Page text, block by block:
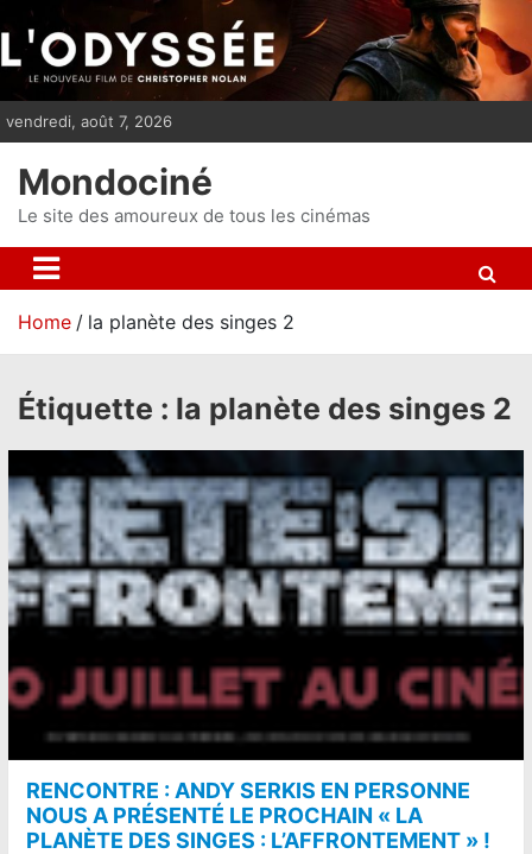
i
p
n
t
vendredi, août 7, 2026
Mondociné
Le site des amoureux de tous les cinémas
Home la planète des singes 2
Étiquette : la planète des singes 2
RENCONTRE : ANDY SERKIS EN PERSONNE
NOUS A PRÉSENTÉ LE PROCHAIN « LA
PLANÈTE DES SINGES : L’AFFRONTEMENT » !